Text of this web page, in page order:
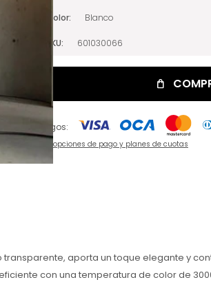
Color Blanco
SKU 601030066
Pagos:
Ver opciones de pago y planes de cuotas
aporta un toque elegante y
con una temperatura de color de